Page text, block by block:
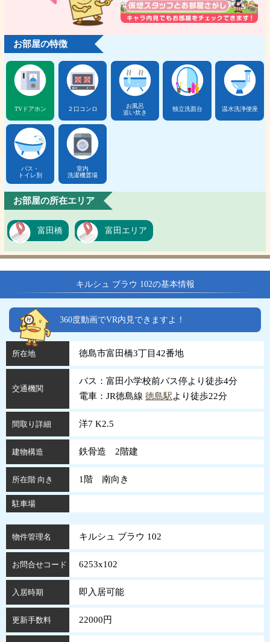
お部屋の特徴
TVドアホン ２口コンロ
お風呂
追い炊き
独立洗面台 温水洗浄便座
バス・
トイレ別
室内
洗濯機置場
お部屋の所在エリア
富田橋 富田エリア
キルシュ ブラウ 102の基本情報
360度動画でVR内見できますよ！
所在地 徳島市富田橋3丁目42番地
交通機関
バス：富田小学校前バス停より徒歩4分
電車：JR徳島線 徳島駅より徒歩22分
間取り詳細 洋7 K2.5
建物構造 鉄骨造 2階建
所在階 向き 1階 南向き
駐車場
物件管理名 キルシュ ブラウ 102
お問合せコード 6253x102
入居時期 即入居可能
更新手数料 22000円